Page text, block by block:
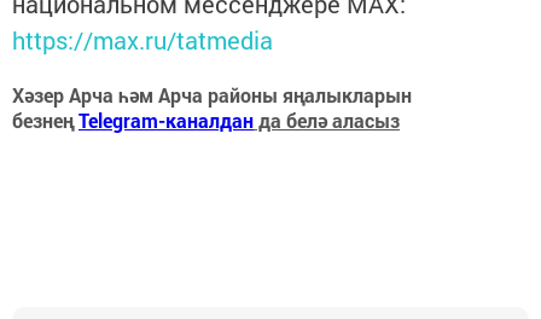
https://max.ru/tatmedia
Хәзер Арча һәм Арча районы яңалыкларын
безнеңTelegram-каналданда белә аласыз